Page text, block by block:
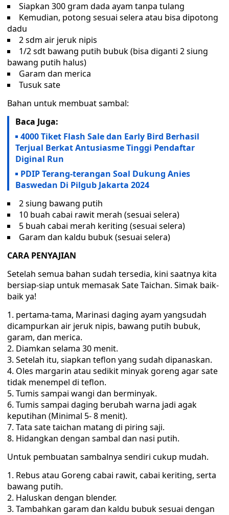
Siapkan 300 gram dada ayam tanpa tulang
Kemudian, potong sesuai selera atau bisa dipotong
dadu
2 sdm air jeruk nipis
1/2 sdt bawang putih bubuk (bisa diganti 2 siung
bawang putih halus)
Garam dan merica
Tusuk sate
Bahan untuk membuat sambal:
Baca Juga:
4000 Tiket Flash Sale dan Early Bird Berhasil
Terjual Berkat Antusiasme Tinggi Pendaftar
Diginal Run
PDIP Terang-terangan Soal Dukung Anies
Baswedan Di Pilgub Jakarta 2024
2 siung bawang putih
10 buah cabai rawit merah (sesuai selera)
5 buah cabai merah keriting (sesuai selera)
Garam dan kaldu bubuk (sesuai selera)
CARA PENYAJIAN
Setelah semua bahan sudah tersedia, kini saatnya kita
bersiap-siap untuk memasak Sate Taichan. Simak baik-
baik ya!
pertama-tama, Marinasi daging ayam yangsudah
dicampurkan air jeruk nipis, bawang putih bubuk,
garam, dan merica.
Diamkan selama 30 menit.
Setelah itu, siapkan teflon yang sudah dipanaskan.
Oles margarin atau sedikit minyak goreng agar sate
tidak menempel di teflon.
Tumis sampai wangi dan berminyak.
Tumis sampai daging berubah warna jadi agak
keputihan (Minimal 5- 8 menit).
Tata sate taichan matang di piring saji.
Hidangkan dengan sambal dan nasi putih.
Untuk pembuatan sambalnya sendiri cukup mudah.
Rebus atau Goreng cabai rawit, cabai keriting, serta
bawang putih.
Haluskan dengan blender.
Tambahkan garam dan kaldu bubuk sesuai dengan